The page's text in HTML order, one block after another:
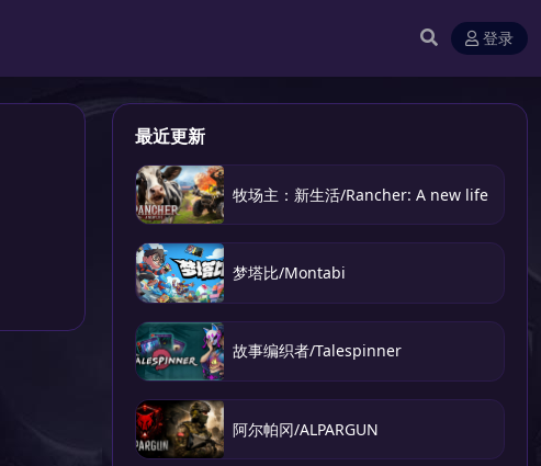
登录
最近更新
牧场主：新生活/Rancher: A new life
梦塔比/Montabi
故事编织者/Talespinner
阿尔帕冈/ALPARGUN